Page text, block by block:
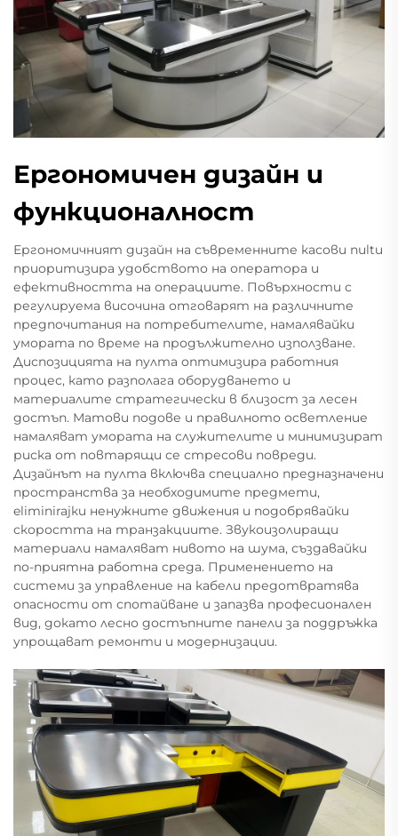
Ергономичен дизайн и
функционалност
Ергономичният дизайн на съвременните касови пultи
приоритизира удобството на оператора и
ефективността на операциите. Повърхности с
регулируема височина отговарят на различните
предпочитания на потребителите, намалявайки
умората по време на продължително използване.
Диспозицията на пулта оптимизира работния
процес, като разполага оборудването и
материалите стратегически в близост за лесен
достъп. Матови подове и правилното осветление
намаляват умората на служителите и минимизират
риска от повтарящи се стресови повреди.
Дизайнът на пулта включва специално предназначени
пространства за необходимите предмети,
eliminirajки ненужните движения и подобрявайки
скоростта на транзакциите. Звукоизолиращи
материали намаляват нивото на шума, създавайки
по-приятна работна среда. Применението на
системи за управление на кабели предотвратява
опасности от спотайване и запазва професионален
вид, докато лесно достъпните панели за поддръжка
упрощават ремонти и модернизации.